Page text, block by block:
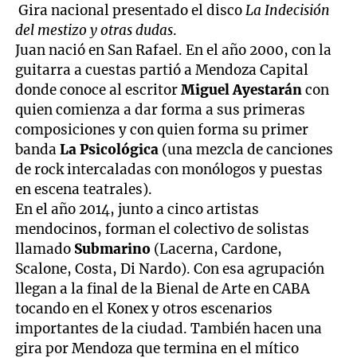
Gira nacional presentado el discoLa Indecisión
del mestizo y otras dudas.
Juan nació en San Rafael. En el año 2000, con la
guitarra a cuestas partió a Mendoza Capital
donde conoce al escritorMiguel Ayestaráncon
quien comienza a dar forma a sus primeras
composiciones y con quien forma su primer
bandaLa Psicológica (una mezcla de canciones
de rock intercaladas con monólogos y puestas
en escena teatrales).
En el año 2014, junto a cinco artistas
mendocinos, forman el colectivo de solistas
llamado Submarino (Lacerna, Cardone,
Scalone, Costa, Di Nardo). Con esa agrupación
llegan a la final de la Bienal de Arte en CABA
tocando en el Konex y otros escenarios
importantes de la ciudad. También hacen una
gira por Mendoza que termina en el mítico